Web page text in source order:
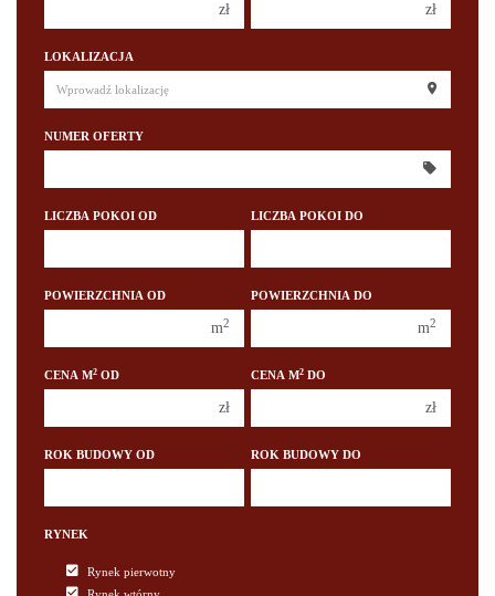
zł
250 000 zł
300 000 zł
400 000 zł
zł
250 000 zł
400 000 zł
LOKALIZACJA
NUMER OFERTY
LICZBA POKOI OD
3 pokoje
4 pokoje
6 pokoi
LICZBA POKOI DO
3 pokoje
4 pokoje
6 pokoi
POWIERZCHNIA OD
m2
POWIERZCHNIA DO
m2
CENA M2 OD
zł
CENA M2 DO
zł
ROK BUDOWY OD ROK BUDOWY DO
RYNEK
Rynek pierwotny